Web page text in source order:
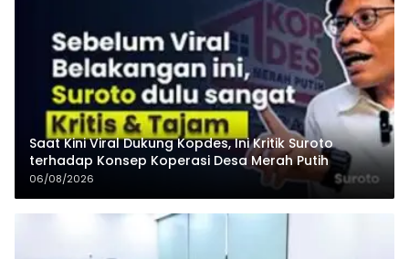
Saat Kini Viral Dukung Kopdes, Ini Kritik Suroto
terhadap Konsep Koperasi Desa Merah Putih
06/08/2026